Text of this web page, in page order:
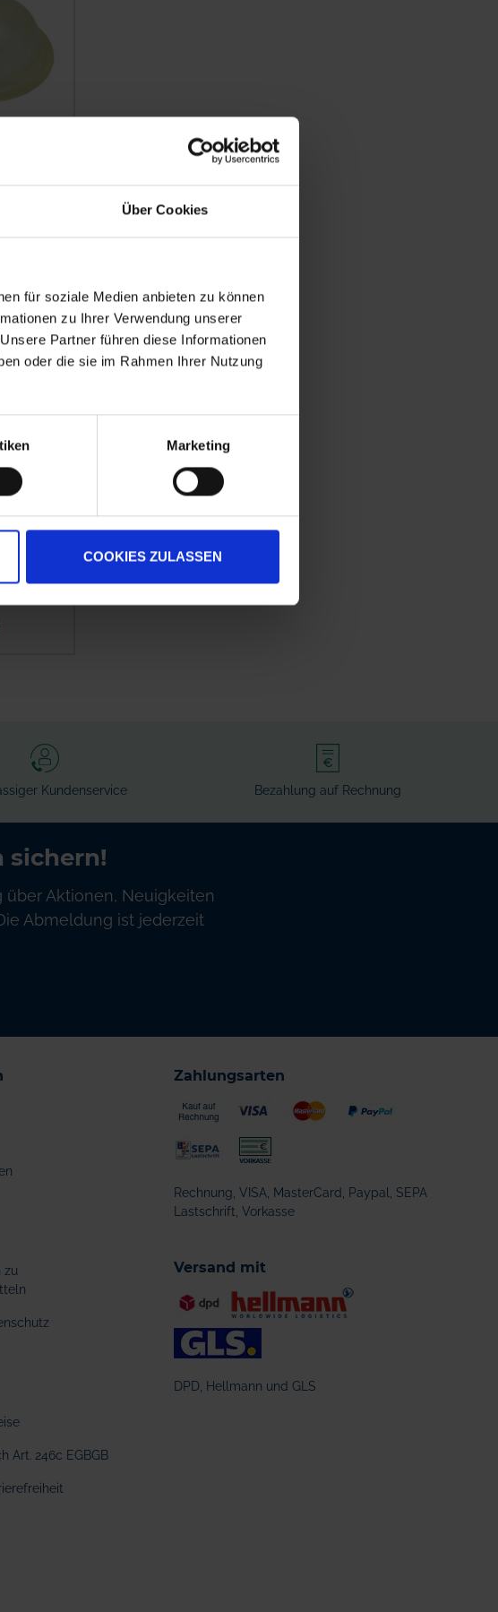
Über Cookies
für soziale Medien anbieten zu können
zu Ihrer Verwendung unserer
Partner führen diese Informationen
oder die sie im Rahmen Ihrer Nutzung
Marketing
COOKIES ZULASSEN
Kundenservice Bezahlung auf Rechnung
sichern!
Aktionen, Neuigkeiten
Abmeldung ist jederzeit
zu
Art. 246c EGBGB
Zahlungsarten
Rechnung, VISA, MasterCard, Paypal, SEPA
Lastschrift, Vorkasse
Versand mit
DPD, Hellmann und GLS